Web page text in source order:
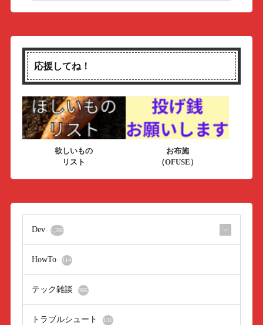
応援してね！
欲しいもの
リスト
お布施
（OFUSE）
Dev 1,288
HowTo 114
テック雑談 966
トラブルシュート 131